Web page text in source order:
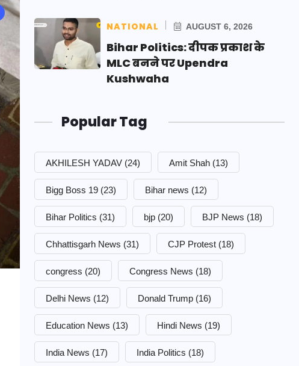
NATIONAL AUGUST 6, 2026
Bihar Politics: दीपक प्रकाश के
MLC बनने पर Upendra
Kushwaha
Popular Tag
AKHILESH YADAV (24) Amit Shah (13)
Bigg Boss 19 (23) Bihar news (12)
Bihar Politics (31) bjp (20) BJP News (18)
Chhattisgarh News (31) CJP Protest (18)
congress (20) Congress News (18)
Delhi News (12) Donald Trump (16)
Education News (13) Hindi News (19)
India News (17) India Politics (18)